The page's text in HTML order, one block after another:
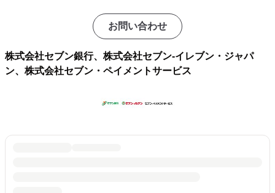
お問い合わせ
株式会社セブン銀行、株式会社セブン‐イレブン・ジャパ
ン、株式会社セブン・ペイメントサービス